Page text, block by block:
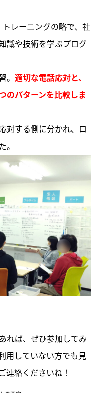
レーニングの略で、社
識や技術を学ぶプログ
。 適切な電話応対と、
のパターンを比較しま
対する側に分かれ、ロ
。
れば、ぜひ参加してみ
用していない方でも見
連絡くださいね！